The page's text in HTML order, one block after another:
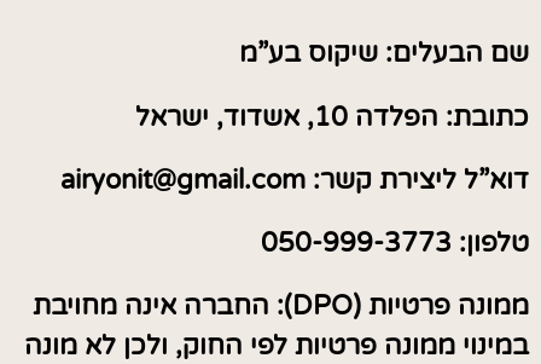
שם הבעלים: שיקוס בע”מ
כתובת: הפלדה 10, אשדוד, ישראל
דוא”ל ליצירת קשר: airyonit@gmail.com
טלפון: 050-999-3773
ממונה פרטיות (DPO): החברה אינה מחויבת
במינוי ממונה פרטיות לפי החוק, ולכן לא מונה